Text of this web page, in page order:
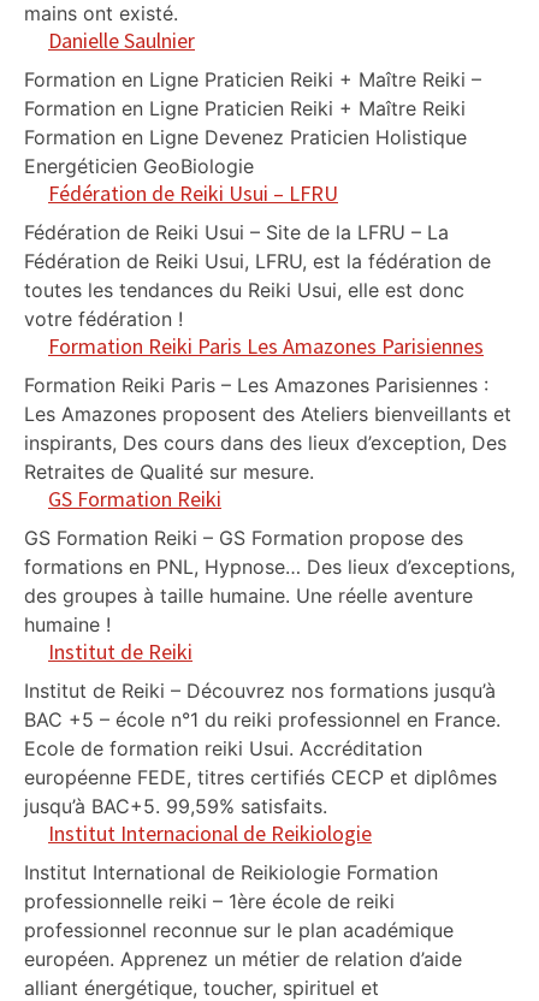
mains ont existé.
Danielle Saulnier
Formation en Ligne Praticien Reiki + Maître Reiki –
Formation en Ligne Praticien Reiki + Maître Reiki
Formation en Ligne Devenez Praticien Holistique
Energéticien GeoBiologie
Fédération de Reiki Usui – LFRU
Fédération de Reiki Usui – Site de la LFRU – La
Fédération de Reiki Usui, LFRU, est la fédération de
toutes les tendances du Reiki Usui, elle est donc
votre fédération !
Formation Reiki Paris Les Amazones Parisiennes
Formation Reiki Paris – Les Amazones Parisiennes :
Les Amazones proposent des Ateliers bienveillants et
inspirants, Des cours dans des lieux d’exception, Des
Retraites de Qualité sur mesure.
GS Formation Reiki
GS Formation Reiki – GS Formation propose des
formations en PNL, Hypnose… Des lieux d’exceptions,
des groupes à taille humaine. Une réelle aventure
humaine !
Institut de Reiki
Institut de Reiki – Découvrez nos formations jusqu’à
BAC +5 – école n°1 du reiki professionnel en France.
Ecole de formation reiki Usui. Accréditation
européenne FEDE, titres certifiés CECP et diplômes
jusqu’à BAC+5. 99,59% satisfaits.
Institut Internacional de Reikiologie
Institut International de Reikiologie Formation
professionnelle reiki – 1ère école de reiki
professionnel reconnue sur le plan académique
européen. Apprenez un métier de relation d’aide
alliant énergétique, toucher, spirituel et